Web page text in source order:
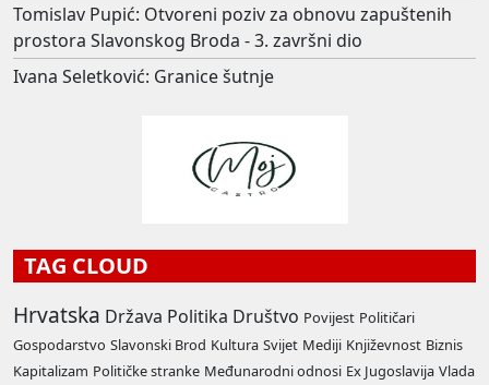
Tomislav Pupić: Otvoreni poziv za obnovu zapuštenih
prostora Slavonskog Broda - 3. završni dio
Ivana Seletković: Granice šutnje
TAG CLOUD
Hrvatska Država Politika Društvo Povijest Političari
Gospodarstvo Slavonski Brod Kultura Svijet Mediji Književnost Biznis
Kapitalizam Političke stranke Međunarodni odnosi Ex Jugoslavija Vlada